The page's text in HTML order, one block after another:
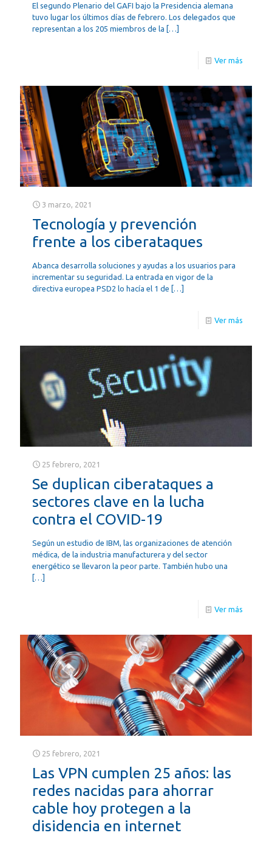
El segundo Plenario del GAFI bajo la Presidencia alemana
tuvo lugar los últimos días de febrero. Los delegados que
representan a los 205 miembros de la […]
Ver más
3 marzo, 2021
Tecnología y prevención
frente a los ciberataques
Abanca desarrolla soluciones y ayudas a los usuarios para
incrementar su seguridad. La entrada en vigor de la
directiva europea PSD2 lo hacía el 1 de […]
Ver más
25 febrero, 2021
Se duplican ciberataques a
sectores clave en la lucha
contra el COVID-19
Según un estudio de IBM, las organizaciones de atención
médica, de la industria manufacturera y del sector
energético se llevaron la peor parte. También hubo una
[…]
Ver más
25 febrero, 2021
Las VPN cumplen 25 años: las
redes nacidas para ahorrar
cable hoy protegen a la
disidencia en internet